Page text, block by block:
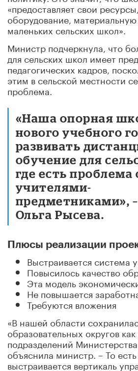
«предоставляет свои
оборудование, материальную
маленьких сельских школ».
Министр подчеркнула, что
для сельских школ имеет
педагогических кадров,
этим в сельской местности
проблема.
«Наша опорная
нового учебного
развивать
обучение для
где есть проблема
учителями-
предметниками»,
Ольга Рысева.
Плюсы реализации
Выстраивается система
Повысилось качество
Эта модель
Не повышается
Требуются вложения
«В нашей области
образовательных округов
подразделений
объяснила министр. – То
выстраивается вертикаль